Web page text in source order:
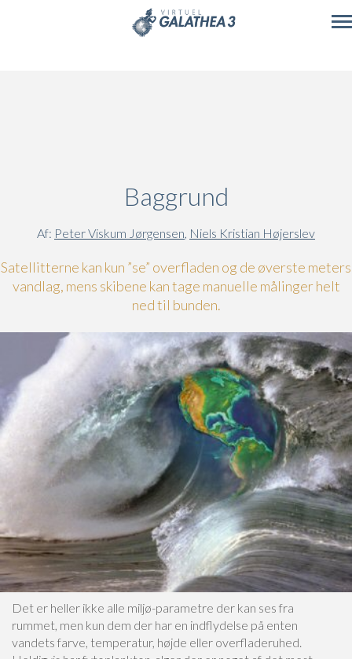
Baggrund
Af: Peter Viskum Jørgensen, Niels Kristian Højerslev
Satellitterne kan kun ”se” overfladen og de øverste meters
vandlag, mens skibene kan tage manuelle målinger helt
ned til bunden.
Det er heller ikke alle miljø-parametre der kan ses fra
rummet, men kun dem der har en indflydelse på enten
vandets farve, temperatur, højde eller overfladeruhed.